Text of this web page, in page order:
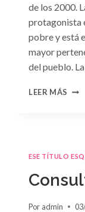
de los 2000.
protagonista
pobre y está
mayor
del pueblo.
LEER MÁS
ESE TÍTULO
Por admin